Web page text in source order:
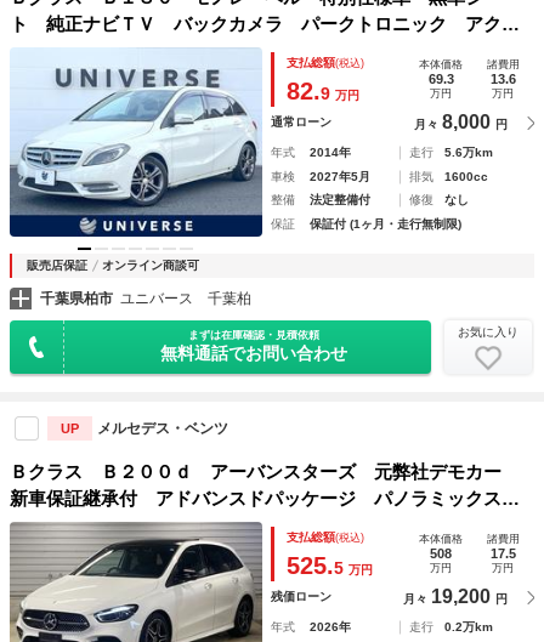
ト 純正ナビＴＶ バックカメラ パークトロニック アクテ
ィブパーキングアシスト ディストロニックプラス 純正１７
インチＡＷ プライバシーガラス パワーシート シートヒー
ター 禁煙車
支払総額(税込)
82.9 万円
本体価格
69.3
万円
諸費用
13.6
万円
通常ローン 月々 8,000 円
年式 2014年 走行
5.6万km
車検
2027年5月 排気
1600cc
整備
法定整備付 修復
なし
保証
保証付 (1ヶ月・走行無制限)
販売店保証 オンライン商談可
千葉県柏市 ユニバース 千葉柏
まずは在庫確認・見積依頼
無料通話でお問い合わせ
お気に入り
UP メルセデス・ベンツ
Ｂクラス Ｂ２００ｄ アーバンスターズ 元弊社デモカー
新車保証継承付 アドバンスドパッケージ パノラミックスラ
イディングルーフ 運転席・助手席ヒーター機能付きパワーシ
ート 純正ドライブレコーダー アンビエントライト
支払総額(税込)
525.5 万円
本体価格
508
万円
諸費用
17.5
万円
残価ローン 月々 19,200 円
年式 2026年 走行
0.2万km